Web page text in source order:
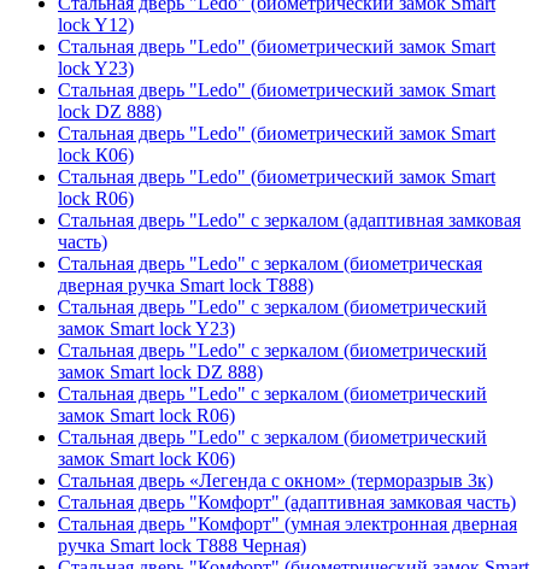
lock Y12)
Стальная дверь "Ledo" (биометрический замок Smart
lock Y23)
Стальная дверь "Ledo" (биометрический замок Smart
lock DZ 888)
Стальная дверь "Ledo" (биометрический замок Smart
lock К06)
Стальная дверь "Ledo" (биометрический замок Smart
lock R06)
Стальная дверь "Ledo" с зеркалом (адаптивная замковая
часть)
Стальная дверь "Ledo" с зеркалом (биометрическая
дверная ручка Smart lock T888)
Стальная дверь "Ledo" с зеркалом (биометрический
замок Smart lock Y23)
Стальная дверь "Ledo" с зеркалом (биометрический
замок Smart lock DZ 888)
Стальная дверь "Ledo" с зеркалом (биометрический
замок Smart lock R06)
Стальная дверь "Ledo" с зеркалом (биометрический
замок Smart lock К06)
Стальная дверь «Легенда с окном» (терморазрыв 3к)
Стальная дверь "Комфорт" (адаптивная замковая часть)
Стальная дверь "Комфорт" (умная электронная дверная
ручка Smart lock T888 Черная)